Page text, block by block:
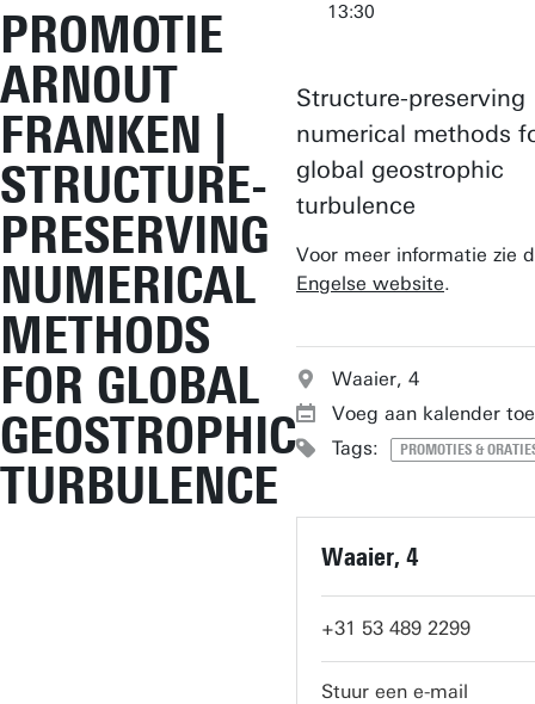
PROMOTIE
ARNOUT
FRANKEN |
STRUCTURE-
PRESERVING
NUMERICAL
METHODS
FOR GLOBAL
GEOSTROPHIC
TURBULENCE
13:30
Structure-preserving
numerical methods
global geostrophic
turbulence
Voor meer informatie zie
Engelse website.
Waaier, 4
Voeg aan kalender toe
Tags:
PROMOTIES &
Waaier, 4
+31 53 489 2299